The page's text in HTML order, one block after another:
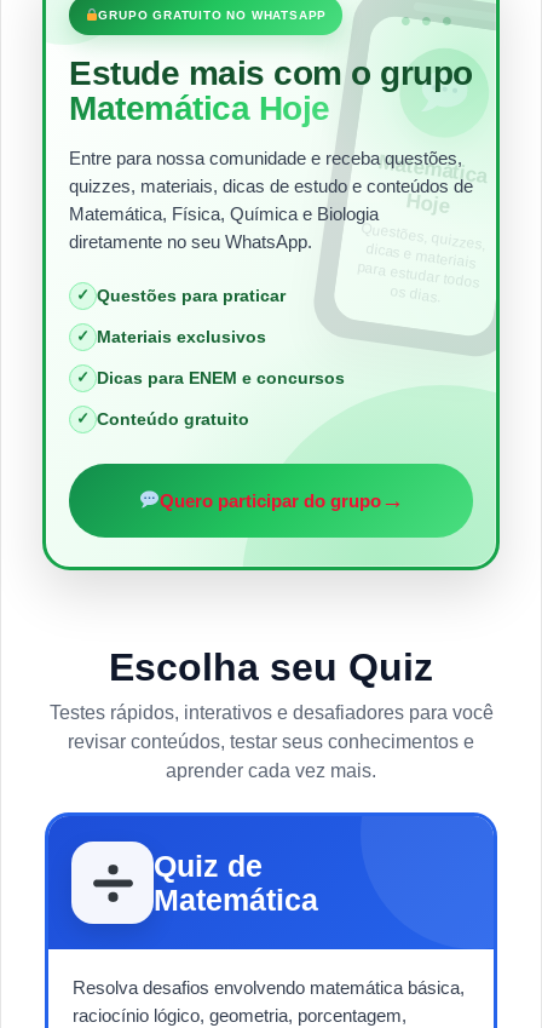
•••
GRUPO GRATUITO NO WHATSAPP
Estude mais com o grupo
Matemática Hoje
Entre para nossa comunidade e receba questões,
quizzes, materiais, dicas de estudo e conteúdos de
Matemática, Física, Química e Biologia
diretamente no seu WhatsApp.
✓ Questões para praticar
✓ Materiais exclusivos
✓ Dicas para ENEM e concursos
✓ Conteúdo gratuito
Quero participar do grupo→
Matem
ática
Hoje
Questões, quizzes,
dicas e materiais
para estudar todos
os dias.
Escolha seu Quiz
Testes rápidos, interativos e desafiadores para você
revisar conteúdos, testar seus conhecimentos e
aprender cada vez mais.
Quiz de
Matemática
Resolva desafios envolvendo matemática básica,
raciocínio lógico, geometria, porcentagem,